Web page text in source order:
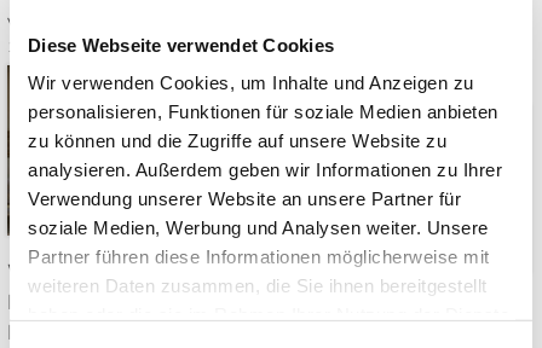
Diese Webseite verwendet Cookies
Wir verwenden Cookies, um Inhalte und Anzeigen zu
personalisieren, Funktionen für soziale Medien anbieten
zu können und die Zugriffe auf unsere Website zu
analysieren. Außerdem geben wir Informationen zu Ihrer
Verwendung unserer Website an unsere Partner für
soziale Medien, Werbung und Analysen weiter. Unsere
Partner führen diese Informationen möglicherweise mit
weiteren Daten zusammen, die Sie ihnen bereitgestellt
Von: JapanweltBlog
14:00
0 Kommentare
Was macht japanisches
Design so besonders? 7
Prinzipien, Japandi,
14:00
0 Kommentare